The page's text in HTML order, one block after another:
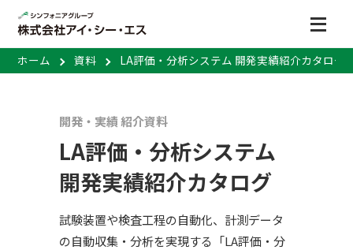
ホーム 資料 LA評価・分析システム 開発実績紹介カタログ
開発・実績 紹介資料
LA評価・分析システム
開発実績紹介カタログ
試験装置や検査工程の自動化、計測データ
の自動収集・分析を実現する「LA評価・分